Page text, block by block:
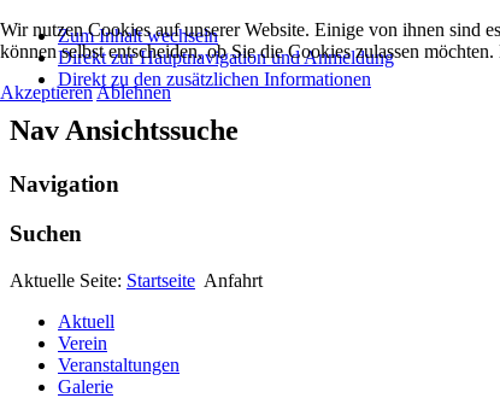
Zum Inhalt wechseln
Direkt zur Hauptnavigation und Anmeldung
Direkt zu den zusätzlichen Informationen
Nav Ansichtssuche
Navigation
Suchen
Aktuelle Seite: Startseite Anfahrt
Aktuell
Verein
Veranstaltungen
Galerie
Wir nutzen Cookies auf unserer Website. Einige von ihnen sind
können selbst entscheiden, ob Sie die Cookies zulassen
AkzeptierenAblehnen